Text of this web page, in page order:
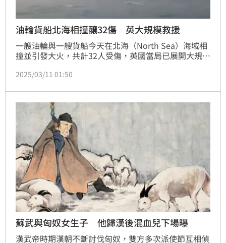
油輪貨船北海相撞釀32傷 英大規模救援
一艘油輪與一艘貨船今天在北海（North Sea）海域相
撞並引發大火，共計32人受傷，英國當局已展開大規模
2025/03/11 01:50
蘇武與匈奴女生子 他歸漢後混血兒下場曝
漢武帝時期漢朝不斷討伐匈奴，雙方多次派使節互相偵